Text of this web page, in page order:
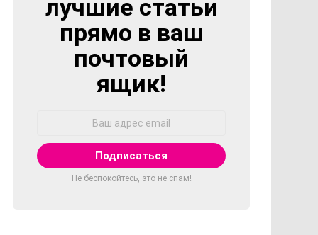
лучшие статьи
прямо в ваш
почтовый
ящик!
Не беспокойтесь, это не спам!